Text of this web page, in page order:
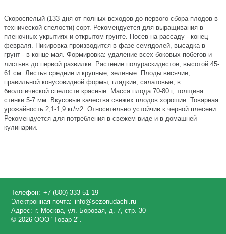
Скороспелый (133 дня от полных всходов до первого сбора плодов в
технической спелости) сорт. Рекомендуется для выращивания в
пленочных укрытиях и открытом грунте. Посев на рассаду - конец
февраля. Пикировка производится в фазе семядолей, высадка в
грунт - в конце мая. Формировка: удаление всех боковых побегов и
листьев до первой развилки. Растение полураскидистое, высотой 45-
61 см. Листья средние и крупные, зеленые. Плоды висячие,
правильной конусовидной формы, гладкие, салатовые, в
биологической спелости красные. Масса плода 70-80 г, толщина
стенки 5-7 мм. Вкусовые качества свежих плодов хорошие. Товарная
урожайность 2,1-1,9 кг/м2. Относительно устойчив к черной плесени.
Рекомендуется для потребления в свежем виде и в домашней
кулинарии.
Телефон: +7 (800) 333-51-19
Электронная почта: info@sezonudachi.ru
Адрес: г. Москва, ул. Боровая, д. 7, стр. 30
© 2026 ООО "Товар 2".